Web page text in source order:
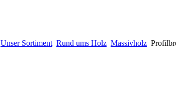
Unser Sortiment Rund ums Holz Massivholz